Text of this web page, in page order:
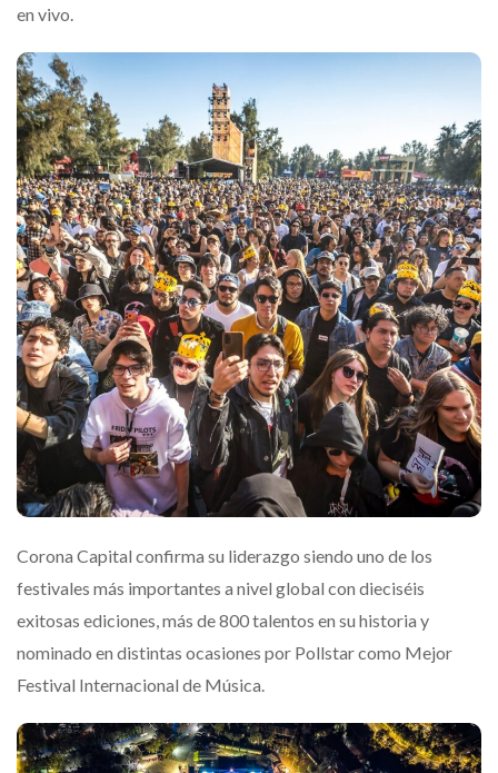
en vivo.
Corona Capital confirma su liderazgo siendo uno de los
festivales más importantes a nivel global con dieciséis
exitosas ediciones, más de 800 talentos en su historia y
nominado en distintas ocasiones por Pollstar como Mejor
Festival Internacional de Música.